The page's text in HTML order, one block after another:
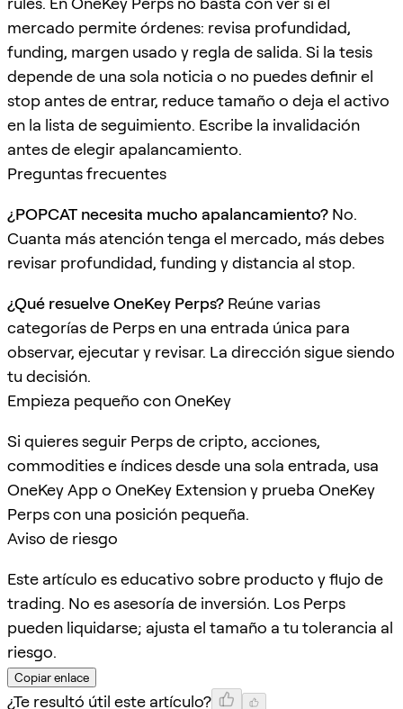
mercado permite órdenes: revisa profundidad,
funding, margen usado y regla de salida. Si la tesis
depende de una sola noticia o no puedes definir el
stop antes de entrar, reduce tamaño o deja el activo
en la lista de seguimiento. Escribe la invalidación
antes de elegir apalancamiento.
Preguntas frecuentes
¿POPCAT necesita mucho apalancamiento? No.
Cuanta más atención tenga el mercado, más debes
revisar profundidad, funding y distancia al stop.
¿Qué resuelve OneKey Perps? Reúne varias
categorías de Perps en una entrada única para
observar, ejecutar y revisar. La dirección sigue siendo
tu decisión.
Empieza pequeño con OneKey
Si quieres seguir Perps de cripto, acciones,
commodities e índices desde una sola entrada, usa
OneKey App o OneKey Extension y prueba OneKey
Perps con una posición pequeña.
Aviso de riesgo
Este artículo es educativo sobre producto y flujo de
trading. No es asesoría de inversión. Los Perps
pueden liquidarse; ajusta el tamaño a tu tolerancia al
riesgo.
Copiar enlace
¿Te resultó útil este artículo?